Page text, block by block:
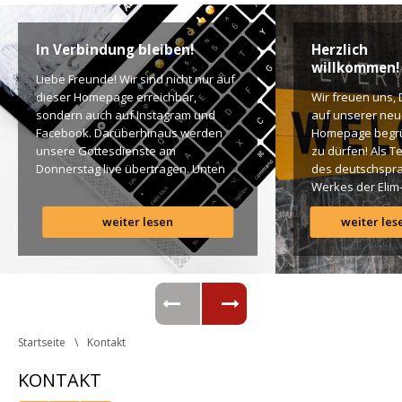
In Verbindung bleiben!
Liebe Freunde! Wir sind nicht nur auf
dieser Homepage erreichbar,
ondern auch auf Instagram und
Facebook. Darüberhinaus werden
unsere Gottesdienste am
Donnerstag live übertragen. Unten
findet Ihr dazu alle Links. Gottes
Segen! Live-Übertragung
Gottesdienst: http://ro.elim.at/live
Instagram: http://elim.wien
Facebook:
https://www.facebook.com/elimwien/
Photo by iabzd on Unsplash
weiter lesen
Herzlich
willkommen!
Wir freuen uns,
auf unserer
Homepage
zu dürfen! Als
des
Werkes der Elim-
Gemeinde ist
uns ein großes
Anliegen […]
weiter
Startseite Kontakt
KONTAKT